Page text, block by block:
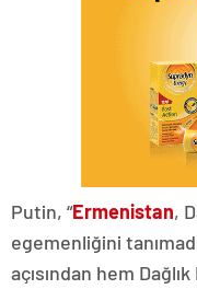
Putin, “Ermenistan,
egemenliğini
açısından hem